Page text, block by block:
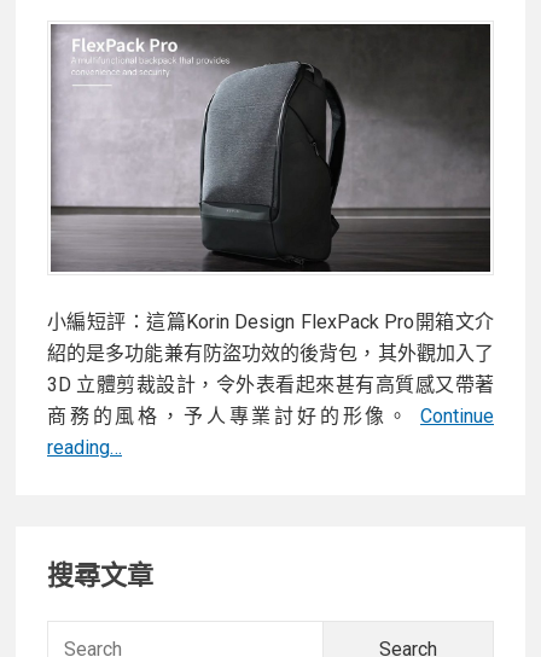
電
腦，
埠
還
能
裝
SIM
小編短評：這篇Korin Design FlexPack Pro開箱文介
紹的是多功能兼有防盜功效的後背包，其外觀加入了
3D 立體剪裁設計，令外表看起來甚有高質感又帶著
商務的風格，予人專業討好的形像。
Continue
reading…
風
Primary
Sidebar
搜尋文章